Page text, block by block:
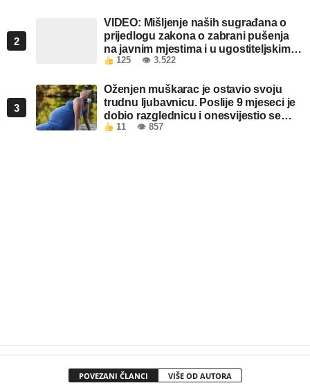
2
VIDEO: Mišljenje naših sugrađana o
prijedlogu zakona o zabrani pušenja
na javnim mjestima i u ugostiteljskim
objektima u FBiH
125 👁 3.522
3
Oženjen muškarac je ostavio svoju
trudnu ljubavnicu. Poslije 9 mjeseci je
dobio razglednicu i onesvijestio se
kada je pročitao šta piše!
11 👁 857
POVEZANI ČLANCI VIŠE OD AUTORA